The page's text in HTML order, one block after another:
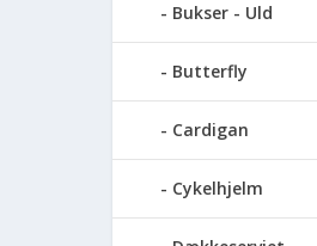
Bukser - Uld
Butterfly
Cardigan
Cykelhjelm